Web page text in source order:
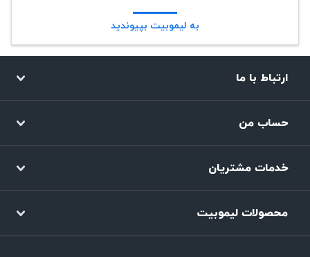
به لیموبیت بپیوندید
ارتباط با ما
حساب من
خدمات مشتریان
محصولات لیموبیت